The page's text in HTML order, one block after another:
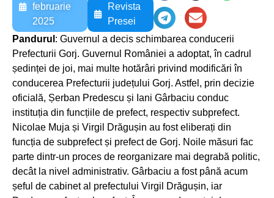
februarie
2025
Revista
Presei
Pandurul : Guvernul a decis schimbarea conducerii
Prefecturii Gorj. Guvernul României a adoptat, în cadrul
ședinței de joi, mai multe hotărâri privind modificări în
conducerea Prefecturii județului Gorj. Astfel, prin decizie
oficială, Șerban Predescu și Iani Gârbaciu conduc
instituția din funcțiile de prefect, respectiv subprefect.
Nicolae Muja și Virgil Drăgușin au fost eliberați din
funcția de subprefect și prefect de Gorj. Noile măsuri fac
parte dintr-un proces de reorganizare mai degrabă politic,
decât la nivel administrativ. Gârbaciu a fost până acum
șeful de cabinet al prefectului Virgil Drăgușin, iar